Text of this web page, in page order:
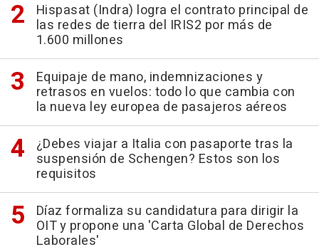
Hispasat (Indra) logra el contrato principal de
las redes de tierra del IRIS2 por más de
1.600 millones
Equipaje de mano, indemnizaciones y
retrasos en vuelos: todo lo que cambia con
la nueva ley europea de pasajeros aéreos
¿Debes viajar a Italia con pasaporte tras la
suspensión de Schengen? Estos son los
requisitos
Díaz formaliza su candidatura para dirigir la
OIT y propone una 'Carta Global de Derechos
Laborales'